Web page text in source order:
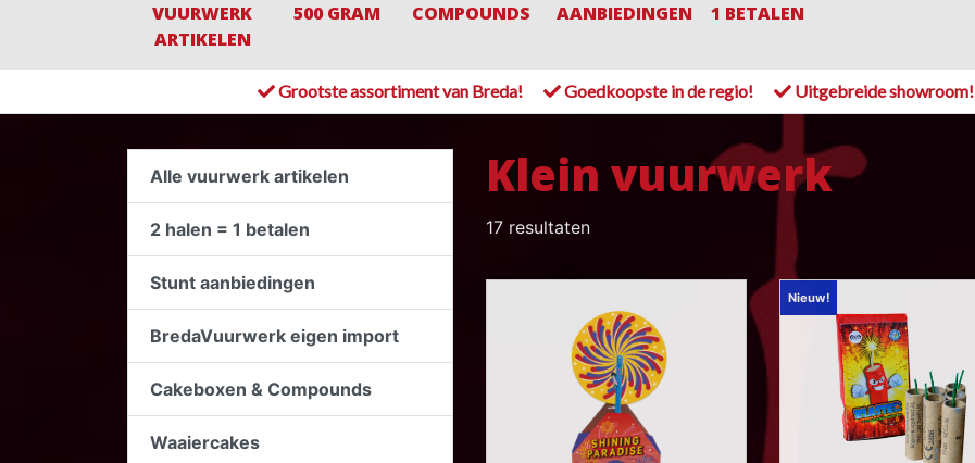
VUURWERK
ARTIKELEN
500 GRAM
COMPOUNDS
AANBIEDINGEN
1 BETALEN
Grootste assortiment van Breda! Goedkoopste in de regio! Uitgebreide showroom!
Alle vuurwerk artikelen
2 halen = 1 betalen
Stunt aanbiedingen
BredaVuurwerk eigen import
Cakeboxen & Compounds
Waaiercakes
Klein vuurwerk
17 resultaten
Nieuw!